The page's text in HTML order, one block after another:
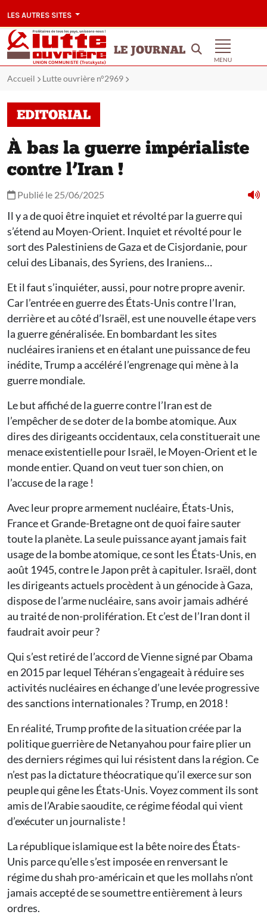
LES AUTRES SITES
LE JOURNAL
MENU
Accueil Lutte ouvrière n°2969
EDITORIAL
À bas la guerre impérialiste
contre l’Iran !
Publié le 25/06/2025
Il y a de quoi être inquiet et révolté par la guerre qui
s’étend au Moyen-Orient. Inquiet et révolté pour le
sort des Palestiniens de Gaza et de Cisjordanie, pour
celui des Libanais, des Syriens, des Iraniens…
Et il faut s’inquiéter, aussi, pour notre propre avenir.
Car l’entrée en guerre des États-Unis contre l’Iran,
derrière et au côté d’Israël, est une nouvelle étape vers
la guerre généralisée. En bombardant les sites
nucléaires iraniens et en étalant une puissance de feu
inédite, Trump a accéléré l’engrenage qui mène à la
guerre mondiale.
Le but affiché de la guerre contre l’Iran est de
l’empêcher de se doter de la bombe atomique. Aux
dires des dirigeants occidentaux, cela constituerait une
menace existentielle pour Israël, le Moyen-Orient et le
monde entier. Quand on veut tuer son chien, on
l’accuse de la rage !
Avec leur propre armement nucléaire, États-Unis,
France et Grande-Bretagne ont de quoi faire sauter
toute la planète. La seule puissance ayant jamais fait
usage de la bombe atomique, ce sont les États-Unis, en
août 1945, contre le Japon prêt à capituler. Israël, dont
les dirigeants actuels procèdent à un génocide à Gaza,
dispose de l’arme nucléaire, sans avoir jamais adhéré
au traité de non-prolifération. Et c’est de l’Iran dont il
faudrait avoir peur ?
Qui s’est retiré de l’accord de Vienne signé par Obama
en 2015 par lequel Téhéran s’engageait à réduire ses
activités nucléaires en échange d’une levée progressive
des sanctions internationales ? Trump, en 2018 !
En réalité, Trump profite de la situation créée par la
politique guerrière de Netanyahou pour faire plier un
des derniers régimes qui lui résistent dans la région. Ce
n’est pas la dictature théocratique qu’il exerce sur son
peuple qui gêne les États-Unis. Voyez comment ils sont
amis de l’Arabie saoudite, ce régime féodal qui vient
d’exécuter un journaliste !
La république islamique est la bête noire des États-
Unis parce qu’elle s’est imposée en renversant le
régime du shah pro-américain et que les mollahs n’ont
jamais accepté de se soumettre entièrement à leurs
ordres.